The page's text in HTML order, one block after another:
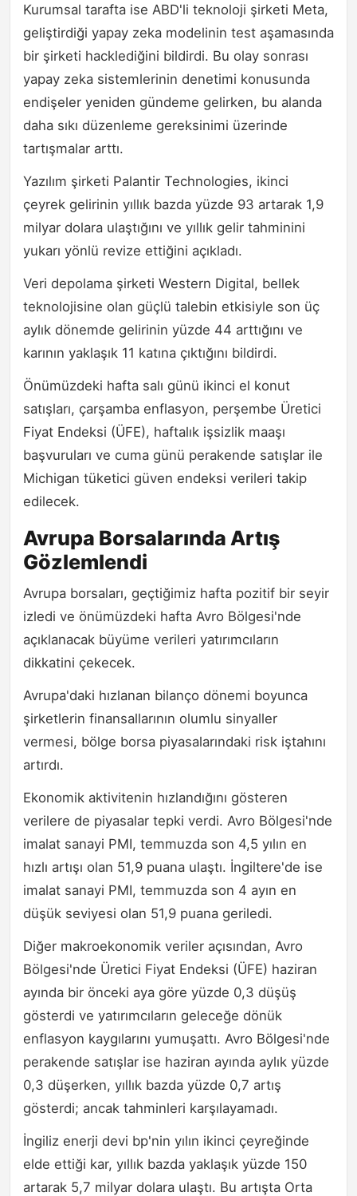
Kurumsal tarafta ise ABD'li teknoloji şirketi Meta,
geliştirdiği yapay zeka modelinin test aşamasında
bir şirketi hacklediğini bildirdi. Bu olay sonrası
yapay zeka sistemlerinin denetimi konusunda
endişeler yeniden gündeme gelirken, bu alanda
daha sıkı düzenleme gereksinimi üzerinde
tartışmalar arttı.
Yazılım şirketi Palantir Technologies, ikinci
çeyrek gelirinin yıllık bazda yüzde 93 artarak 1,9
milyar dolara ulaştığını ve yıllık gelir tahminini
yukarı yönlü revize ettiğini açıkladı.
Veri depolama şirketi Western Digital, bellek
teknolojisine olan güçlü talebin etkisiyle son üç
aylık dönemde gelirinin yüzde 44 arttığını ve
karının yaklaşık 11 katına çıktığını bildirdi.
Önümüzdeki hafta salı günü ikinci el konut
satışları, çarşamba enflasyon, perşembe Üretici
Fiyat Endeksi (ÜFE), haftalık işsizlik maaşı
başvuruları ve cuma günü perakende satışlar ile
Michigan tüketici güven endeksi verileri takip
edilecek.
Avrupa Borsalarında Artış
Gözlemlendi
Avrupa borsaları, geçtiğimiz hafta pozitif bir seyir
izledi ve önümüzdeki hafta Avro Bölgesi'nde
açıklanacak büyüme verileri yatırımcıların
dikkatini çekecek.
Avrupa'daki hızlanan bilanço dönemi boyunca
şirketlerin finansallarının olumlu sinyaller
vermesi, bölge borsa piyasalarındaki risk iştahını
artırdı.
Ekonomik aktivitenin hızlandığını gösteren
verilere de piyasalar tepki verdi. Avro Bölgesi'nde
imalat sanayi PMI, temmuzda son 4,5 yılın en
hızlı artışı olan 51,9 puana ulaştı. İngiltere'de ise
imalat sanayi PMI, temmuzda son 4 ayın en
düşük seviyesi olan 51,9 puana geriledi.
Diğer makroekonomik veriler açısından, Avro
Bölgesi'nde Üretici Fiyat Endeksi (ÜFE) haziran
ayında bir önceki aya göre yüzde 0,3 düşüş
gösterdi ve yatırımcıların geleceğe dönük
enflasyon kaygılarını yumuşattı. Avro Bölgesi'nde
perakende satışlar ise haziran ayında aylık yüzde
0,3 düşerken, yıllık bazda yüzde 0,7 artış
gösterdi; ancak tahminleri karşılayamadı.
İngiliz enerji devi bp'nin yılın ikinci çeyreğinde
elde ettiği kar, yıllık bazda yaklaşık yüzde 150
artarak 5,7 milyar dolara ulaştı. Bu artışta Orta